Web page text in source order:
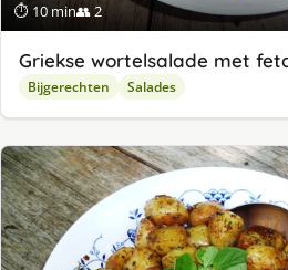
⏱ 10 min👥 2
Griekse wortelsalade met
Bijgerechten Salades